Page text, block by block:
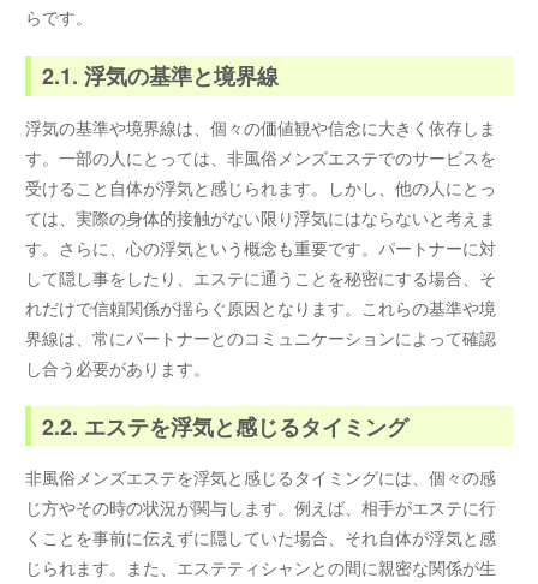
らです。
2.1. 浮気の基準と境界線
浮気の基準や境界線は、個々の価値観や信念に大きく依存しま
す。一部の人にとっては、非風俗メンズエステでのサービスを
受けること自体が浮気と感じられます。しかし、他の人にとっ
ては、実際の身体的接触がない限り浮気にはならないと考えま
す。さらに、心の浮気という概念も重要です。パートナーに対
して隠し事をしたり、エステに通うことを秘密にする場合、そ
れだけで信頼関係が揺らぐ原因となります。これらの基準や境
界線は、常にパートナーとのコミュニケーションによって確認
し合う必要があります。
2.2. エステを浮気と感じるタイミング
非風俗メンズエステを浮気と感じるタイミングには、個々の感
じ方やその時の状況が関与します。例えば、相手がエステに行
くことを事前に伝えずに隠していた場合、それ自体が浮気と感
じられます。また、エステティシャンとの間に親密な関係が生